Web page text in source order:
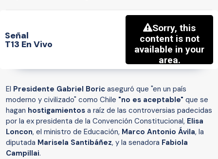
Señal
T13 En Vivo
El Presidente Gabriel Boric aseguró que "en un país
moderno y civilizado" como Chile "no es aceptable" que se
hagan hostigamientos a raíz de las controversias padecidas
por la ex presidenta de la Convención Constitucional, Elisa
Loncon, el ministro de Educación, Marco Antonio Ávila, la
diputada Marisela Santibáñez, y la senadora Fabiola
Campillai.